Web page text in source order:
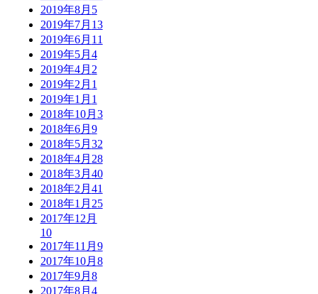
2019年8月 5
2019年7月 13
2019年6月 11
2019年5月 4
2019年4月 2
2019年2月 1
2019年1月 1
2018年10月 3
2018年6月 9
2018年5月 32
2018年4月 28
2018年3月 40
2018年2月 41
2018年1月 25
2017年12月
10
2017年11月 9
2017年10月 8
2017年9月 8
2017年8月 4